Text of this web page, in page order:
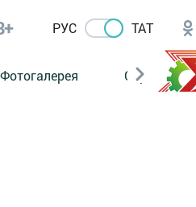
РУС ТАТ
Фотогалерея Сораштыру